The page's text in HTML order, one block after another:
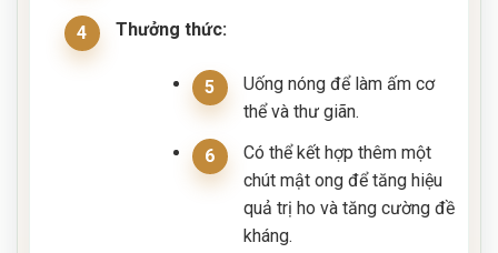
Thưởng thức:
Uống nóng để làm ấm cơ
thể và thư giãn.
Có thể kết hợp thêm một
chút mật ong để tăng hiệu
quả trị ho và tăng cường đề
kháng.